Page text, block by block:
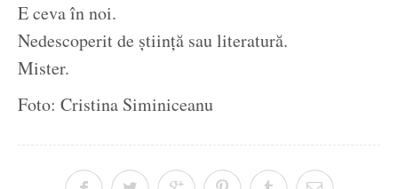
E ceva în noi.
Nedescoperit de știință sau literatură.
Mister.
Foto: Cristina Siminiceanu